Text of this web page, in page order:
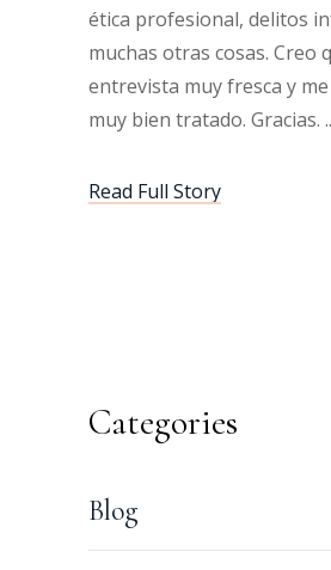
ética profesional, delitos
muchas otras cosas. Creo
entrevista muy fresca y
muy bien tratado. Gracias.
Read Full Story
Categories
Blog